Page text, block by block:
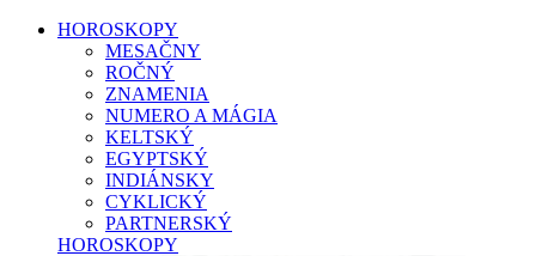
HOROSKOPY
MESAČNY
ROČNÝ
ZNAMENIA
NUMERO A MÁGIA
KELTSKÝ
EGYPTSKÝ
INDIÁNSKY
CYKLICKÝ
PARTNERSKÝ
HOROSKOPY